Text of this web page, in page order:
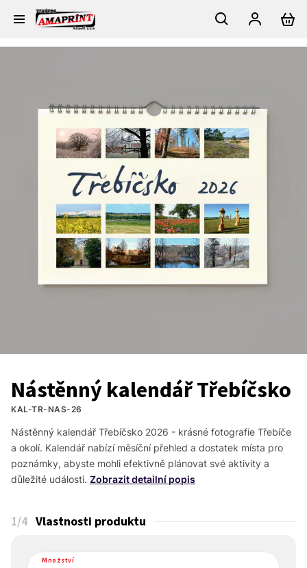
Nástěnný kalendář Třebíčsko
KAL-TR-NAS-26
Nástěnný kalendář Třebíčsko 2026 - krásné fotografie Třebíče
a okolí. Kalendář nabízí měsíční přehled a dostatek místa pro
poznámky, abyste mohli efektivně plánovat své aktivity a
důležité události. Zobrazit detailní popis
1/4 Vlastnosti produktu
Množství